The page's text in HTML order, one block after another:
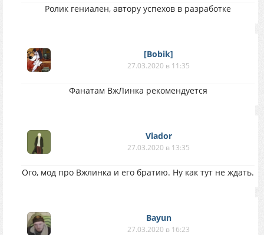
Ролик гениален, автору успехов в разработке
[Bobik]
27.03.2020 в 11:35
Фанатам ВжЛинка рекомендуется
Vlador
27.03.2020 в 13:35
Ого, мод про Вжлинка и его братию. Ну как тут не ждать.
Bayun
27.03.2020 в 16:23